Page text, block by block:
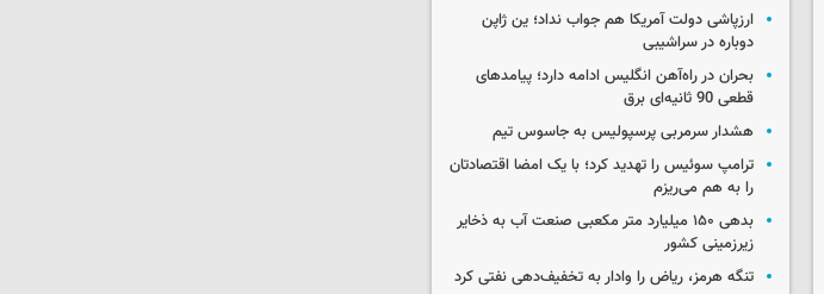
ارزپاشی دولت آمریکا هم جواب نداد؛ ین ژاپن
دوباره در سراشیبی
بحران در راه‌آهن انگلیس ادامه دارد؛ پیامدهای
قطعی 90 ثانیه‌ای برق
هشدار سرمربی پرسپولیس به جاسوس تیم
ترامپ سوئیس را تهدید کرد؛ با یک امضا اقتصادتان
را به هم می‌ریزم
بدهی ۱۵۰ میلیارد متر مکعبی صنعت آب به ذخایر
زیرزمینی کشور
تنگه هرمز، ریاض را وادار به تخفیف‌دهی نفتی کرد